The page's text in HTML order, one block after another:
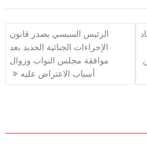
gr
a
m
e الرئيس السيسي يصدر قانون
الإجراءات الجنائية الجديد بعد
موافقة مجلس النواب وزوال
أسباب الاعتراض عليه